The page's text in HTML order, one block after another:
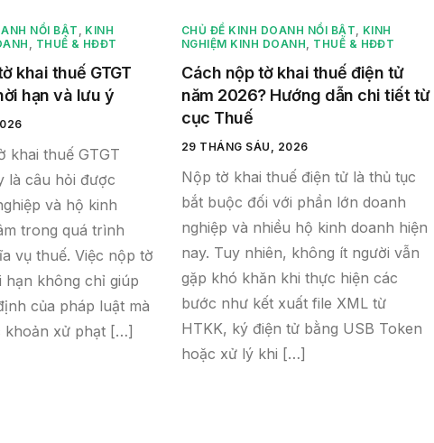
NỔI BẬT
KINH
THUẾ & HĐĐT
khai thuế GTGT
hạn và lưu ý
khai thuế GTGT
là câu hỏi được
và hộ kinh
trong quá trình
vụ thuế. Việc nộp tờ
hạn không chỉ giúp
của pháp luật mà
khoản xử phạt […]
CHỦ ĐỀ KINH DOANH NỔI BẬT
KINH
NGHIỆM KINH DOANH
THUẾ & HĐĐT
Cách nộp tờ khai thuế điện tử
năm 2026? Hướng dẫn chi tiết từ
cục Thuế
29 THÁNG SÁU, 2026
Nộp tờ khai thuế điện tử là thủ tục
bắt buộc đối với phần lớn doanh
nghiệp và nhiều hộ kinh doanh hiện
nay. Tuy nhiên, không ít người vẫn
gặp khó khăn khi thực hiện các
bước như kết xuất file XML từ
HTKK, ký điện tử bằng USB Token
hoặc xử lý khi […]